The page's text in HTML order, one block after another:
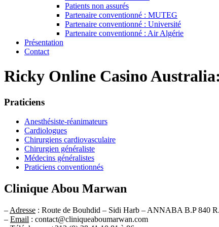
Patients non assurés
Partenaire conventionné : MUTEG
Partenaire conventionné : Université
Partenaire conventionné : Air Algérie
Présentation
Contact
Ricky Online Casino
Praticiens
Anesthésiste-réanimateurs
Cardiologues
Chirurgiens cardiovasculaire
Chirurgien généraliste
Médecins généralistes
Praticiens conventionnés
Clinique Abou Marwan
– Adresse : Route de Bouhdid – Sidi Harb – ANNABA B.P 840
– Email : contact@cliniqueaboumarwan.com